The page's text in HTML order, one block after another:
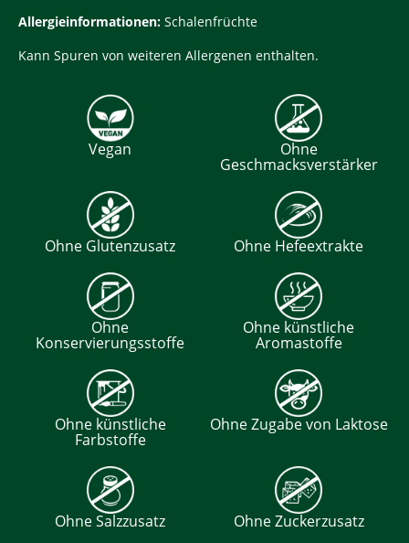
Allergieinformationen: Schalenfrüchte
Kann Spuren von weiteren Allergenen enthalten.
Vegan Ohne
Geschmacksverstärker
Ohne Glutenzusatz Ohne Hefeextrakte
Ohne
Konservierungsstoffe
Ohne künstliche
Aromastoffe
Ohne künstliche
Farbstoffe
Ohne Zugabe von Laktose
Ohne Salzzusatz Ohne Zuckerzusatz